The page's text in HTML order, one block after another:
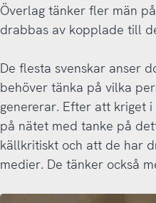
Överlag tänker fler män
drabbas av kopplade till
De flesta svenskar anser
behöver tänka på vilka
genererar. Efter att kriget
på nätet med tanke på
källkritiskt och att de har
medier. De tänker också